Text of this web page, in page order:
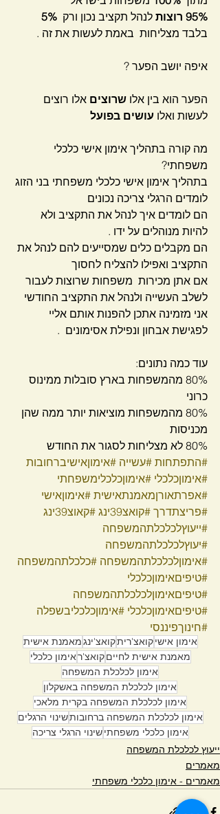
95% רוצות
לנהל תקציב נכון ורק 5%
בלבד מצליחות  באמת לעשות את זה .
איפה יושב הפער ?
הפער הוא בין אלו שרוצים אלו רוצים
לעשות ואלו עושים בפועל
מה קורה בתהליך אימון אישי כלכלי
משפחתי?
בתהליך אימון אישי כלכלי משפחתי בני הזוג
לומדים הרגלי צריכה נכונים
הם לומדים איך לנהל את התקציב ולא
להיות מנוהלים על ידו .
הם מקבלים כלים שמסייעים להם לנהל את
התקציב ואפילו להצליח לחסוך
אם אתן מכירות  משפחות שרוצות לעבור
לשלב העשייה ולנהל את התקציב החודשי
אני מזמינה אתכן להפנות אותם אליי
לפגישת אבחון ונפילת אסימונים  .
עוד כמה נתונים:
80% מהמשפחות בארץ סובלות ממינוס
כרוני
80% מהמשפחות מוציאות יותר ממה שהן
מכניסות
80% לא מצליחות לסגור את החודש
#התפתחות #עשייה #אימוןאישיברחובות
#אימוןכלכלי #אימוןכלכלימשפחתי
#אפרתאורןמאמנתאישית #אימוןאישי
#פריצתדרך #קואצ39ינג
#קאוצ39ינג
#ייעוץלכלכלתהמשפחה
#יעוץלכלכלתהמשפחה
#אימוןלכלכלתהמשפחה #כלכלתהמשפחה
#טיפיםאימוןכלכלי
#טיפיםאימוןלכלכלתהמשפחה
#טיפיםאימוןכלכלי #אימוןכלכליבשפלה
#חינוךפיננסי
אימון אישיקואצ'ריתקואצ'ינגמאמנת אישית
מאמנת אישית לחייםקואצ'ראימון כלכלי
אימון לכלכלת המשפחה
אימון לכלכלת המשפחה באשקלון
אימון לכלכלת המשפחה בקרית מלאכי
אימון לכלכלת המשפחה ברחובותשינוי הרגלים
אימון כלכלי משפחתישינוי הרגלי צריכה
ייעוץ לכלכלת המשפחה
מאמרים
מאמרים - אימון כלכלי משפחתי